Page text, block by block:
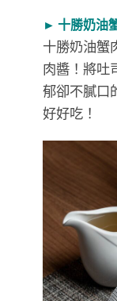
► 十勝奶油
十勝奶油蟹
肉醬！將吐
郁卻不膩口
好好吃！